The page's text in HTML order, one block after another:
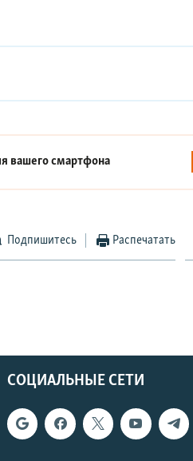
вашего смартфона
Подпишитесь Распечатать
СОЦИАЛЬНЫЕ СЕТИ